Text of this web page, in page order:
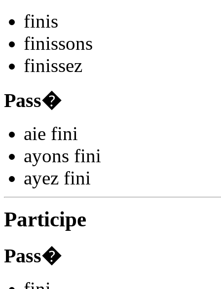
finis
finissons
finissez
Pass�
aie fini
ayons fini
ayez fini
Participe
Pass�